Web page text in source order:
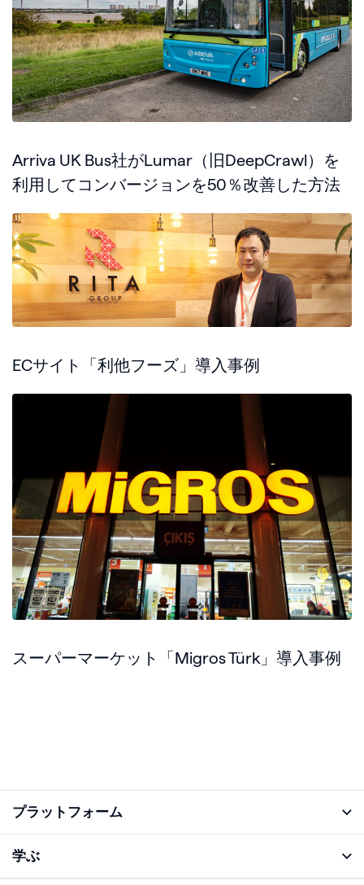
Arriva UK Bus社がLumar（旧DeepCrawl）を
利用してコンバージョンを50％改善した方法
ECサイト「利他フーズ」導入事例
スーパーマーケット「Migros Türk」導入事例
プラットフォーム
学ぶ